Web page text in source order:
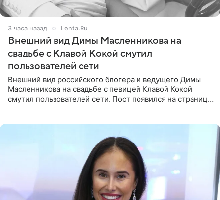
3 часа назад Lenta.Ru
Внешний вид Димы Масленникова на
свадьбе с Клавой Кокой смутил
пользователей сети
Внешний вид российского блогера и ведущего Димы
Масленникова на свадьбе с певицей Клавой Кокой
смутил пользователей сети. Пост появился на странице